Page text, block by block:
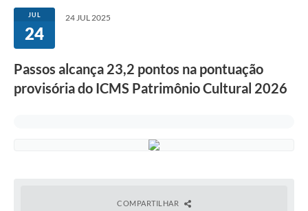
Estrutura Administrativa
Galeria de Fotos
JUL
24
24 JUL 2025
Passos alcança 23,2 pontos na pontuação
provisória do ICMS Patrimônio Cultural 2026
COMPARTILHAR